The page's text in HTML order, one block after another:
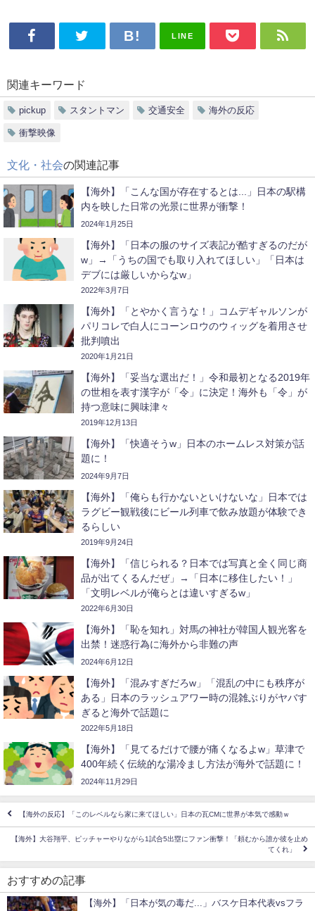
LINE
関連キーワード
pickup スタントマン 交通安全 海外の反応
衝撃映像
文化・社会の関連記事
【海外】「こんな国が存在するとは...」日本の駅構
内を映した日常の光景に世界が衝撃！
2024年1月25日
【海外】「日本の服のサイズ表記が酷すぎるのだが
w」→「うちの国でも取り入れてほしい」「日本は
デブには厳しいからなw」
2022年3月7日
【海外】「とやかく言うな！」コムデギャルソンが
パリコレで白人にコーンロウのウィッグを着用させ
批判噴出
2020年1月21日
【海外】「妥当な選出だ！」令和最初となる2019年
の世相を表す漢字が「令」に決定！海外も「令」が
持つ意味に興味津々
2019年12月13日
【海外】「快適そうw」日本のホームレス対策が話
題に！
2024年9月7日
【海外】「俺らも行かないといけないな」日本では
ラグビー観戦後にビール列車で飲み放題が体験でき
るらしい
2019年9月24日
【海外】「信じられる？日本では写真と全く同じ商
品が出てくるんだぜ」→「日本に移住したい！」
「文明レベルが俺らとは違いすぎるw」
2022年6月30日
【海外】「恥を知れ」対馬の神社が韓国人観光客を
出禁！迷惑行為に海外から非難の声
2024年6月12日
【海外】「混みすぎだろw」「混乱の中にも秩序が
ある」日本のラッシュアワー時の混雑ぶりがヤバす
ぎると海外で話題に
2022年5月18日
【海外】「見てるだけで腰が痛くなるよw」草津で
400年続く伝統的な湯冷まし方法が海外で話題に！
2024年11月29日
【海外の反応】「このレベルなら家に来てほしい」日本の瓦CMに世界が本気で感動ｗ
【海外】大谷翔平、ピッチャーやりながら1試合5出塁にファン衝撃！「頼むから誰か彼を止め
てくれ」
おすすめの記事
【海外】「日本が気の毒だ...」バスケ日本代表vsフラ